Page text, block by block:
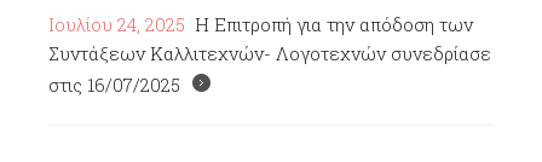
Ιουλίου 24, 2025 Η Επιτροπή για την απόδοση των
Συντάξεων Καλλιτεχνών- Λογοτεχνών συνεδρίασε
στις 16/07/2025